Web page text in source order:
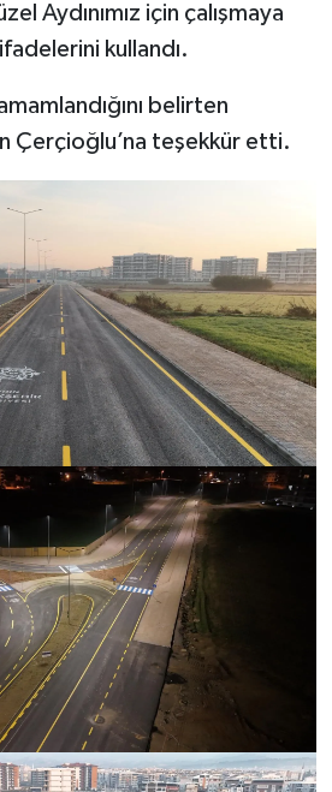
Aydınımız için çalışmaya
kullandı.
belirten
Çerçioğlu’na teşekkür etti.